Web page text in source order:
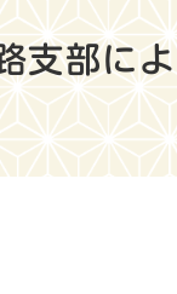
支部に